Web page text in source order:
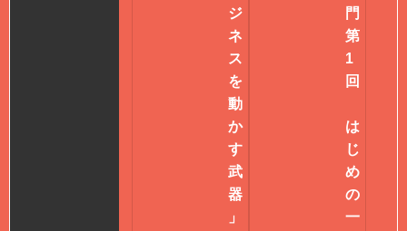
ジ
ネ
ス
を
動
か
す
武
器
」
門
第
1
回
は
じ
め
の
一